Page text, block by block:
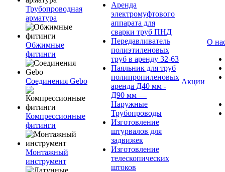
Трубопроводная
арматура
Обжимные
фитинги
Соединения Gebo
Компрессионные
фитинги
Монтажный
инструмент
Аренда
электромуфтового
аппарата для
сварки труб ПНД
Передавливатель
полиэтиленовых
труб в аренду 32-63
Паяльник для труб
полипропиленовых
аренда Д40 мм -
Д90 мм —
Наружные
Трубопроводы
Изготовление
штурвалов для
задвижек
Изготовление
телескопических
штоков
Акции
О